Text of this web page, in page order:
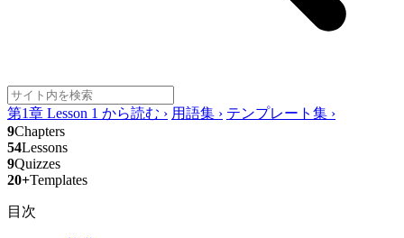
第1章 Lesson 1 から読む › 用語集 › テンプレート集 ›
9Chapters
54Lessons
9Quizzes
20+Templates
目次